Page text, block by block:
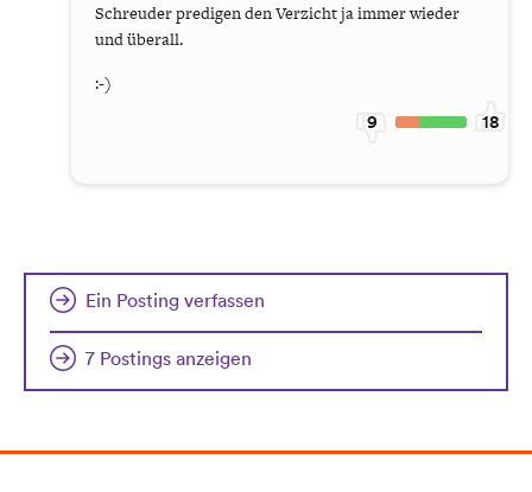
Schreuder predigen den Verzicht ja immer wieder
und überall.
:-)
9 18
Ein Posting verfassen
7 Postings anzeigen